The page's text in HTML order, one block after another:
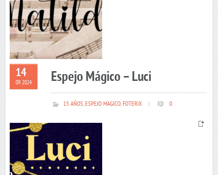
14
09 2024 Espejo Mágico – Luci
15 AÑOS,ESPEJO MAGICO,FOTERIX 0